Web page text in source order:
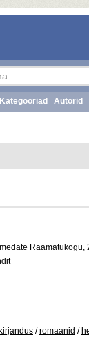
Kategooriad Autorid
Raamatukogu,
/romaanid /